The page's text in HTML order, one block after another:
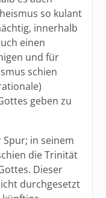
so kulant
innerhalb
einen
und für
schien
geben zu
Spur; in seinem
die Trinität
Dieser
durchgesetzt